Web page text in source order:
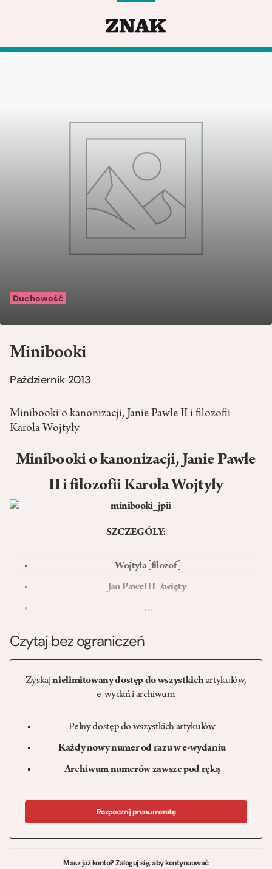
Duchowość
Minibooki
Październik 2013
Minibooki o kanonizacji, Janie Pawle II i filozofii
Karola Wojtyły
Minibooki o kanonizacji, Janie Pawle
II i filozofii Karola Wojtyły
SZCZEGÓŁY:
Wojtyła [filozof]
Jan Paweł II [święty]
…
Czytaj bez ograniczeń
Zyskajnielimitowany dostęp do wszystkichartykułów,
e-wydań i archiwum
Pełny dostęp do wszystkich artykułów
Każdy nowy numer od razu w e-wydaniu
Archiwum numerów zawsze pod ręką
Rozpocznij prenumeratę
Masz już konto? Zaloguj się, aby kontynuuwać